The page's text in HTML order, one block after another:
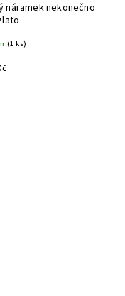
náramek nekonečno
(1 ks)